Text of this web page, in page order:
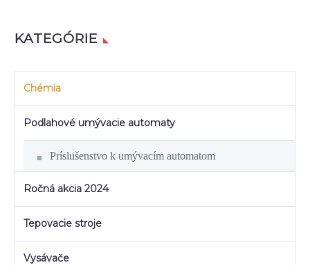
KATEGÓRIE
Chémia
Podlahové umývacie automaty
Príslušenstvo k umývacím automatom
Ročná akcia 2024
Tepovacie stroje
Vysávače